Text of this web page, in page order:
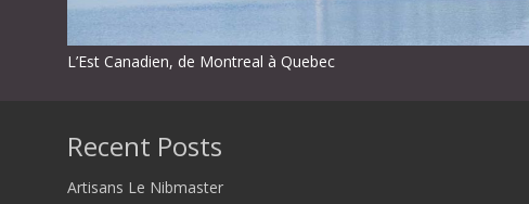
L’Est Canadien, de Montreal à Quebec
Recent Posts
Artisans Le Nibmaster